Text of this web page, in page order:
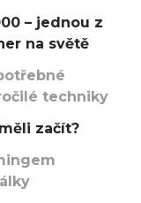
– jednou z
na světě
techniky
začít?